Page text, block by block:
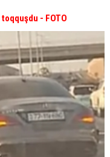
toqquşdu - FOTO